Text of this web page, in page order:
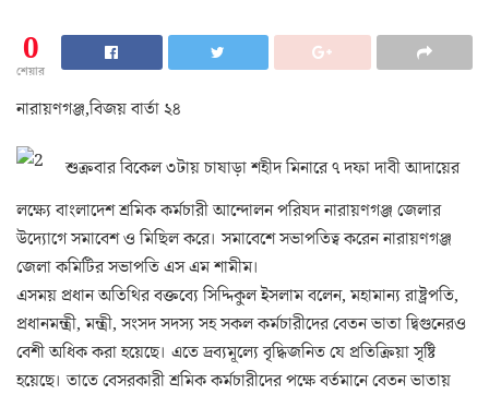
0
শেয়ার
নারায়ণগঞ্জ,বিজয় বার্তা ২৪
শুক্রবার বিকেল ৩টায় চাষাড়া শহীদ মিনারে ৭ দফা দাবী আদায়ের
লক্ষ্যে বাংলাদেশ শ্রমিক কর্মচারী আন্দোলন পরিষদ নারায়ণগঞ্জ জেলার
উদ্যোগে সমাবেশ ও মিছিল করে। সমাবেশে সভাপতিত্ব করেন নারায়ণগঞ্জ
জেলা কমিটির সভাপতি এস এম শামীম।
এসময় প্রধান অতিথির বক্তব্যে সিদ্দিকুল ইসলাম বলেন, মহামান্য রাষ্ট্রপতি,
প্রধানমন্ত্রী, মন্ত্রী, সংসদ সদস্য সহ সকল কর্মচারীদের বেতন ভাতা দ্বিগুনেরও
বেশী অধিক করা হয়েছে। এতে দ্রব্যমূল্যে বৃদ্ধিজনিত যে প্রতিক্রিয়া সৃষ্টি
হয়েছে। তাতে বেসরকারী শ্রমিক কর্মচারীদের পক্ষে বর্তমানে বেতন ভাতায়